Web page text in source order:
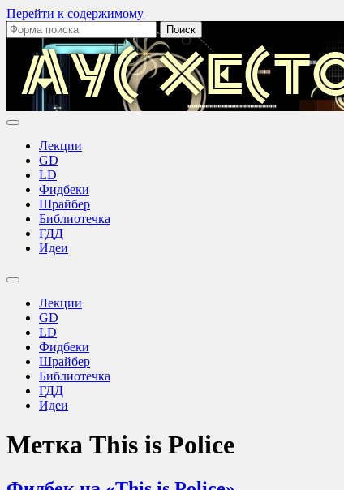
Перейти к содержимому
Поиск:
Лекции
GD
LD
Фидбеки
Шрайбер
Библиотечка
ГДД
Идеи
Переключить
поискаЛекции
GD
LD
Фидбеки
Шрайбер
Библиотечка
ГДД
Идеи
Метка This is Police